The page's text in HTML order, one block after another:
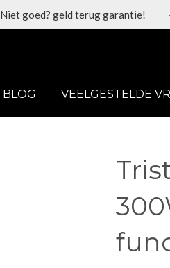
Niet goed? geld terug garantie!
BLOG VEELGESTELDE